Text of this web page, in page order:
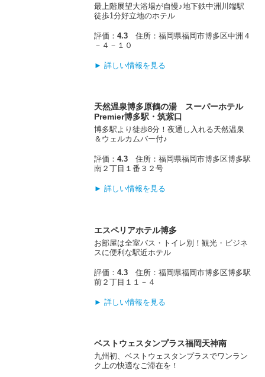
最上階展望大浴場が自慢♪地下鉄中洲川端駅
徒歩1分好立地のホテル
評価：4.3 住所：福岡県福岡市博多区中洲４
－４－１０
► 詳しい情報を見る
天然温泉博多原鶴の湯 スーパーホテル
Premier博多駅・筑紫口
博多駅より徒歩8分！夜通し入れる天然温泉
＆ウェルカムバー付♪
評価：4.3 住所：福岡県福岡市博多区博多駅
南２丁目１番３２号
► 詳しい情報を見る
エスペリアホテル博多
お部屋は全室バス・トイレ別！観光・ビジネ
スに便利な駅近ホテル
評価：4.3 住所：福岡県福岡市博多区博多駅
前２丁目１１－４
► 詳しい情報を見る
ベストウェスタンプラス福岡天神南
九州初、ベストウェスタンプラスでワンラン
ク上の快適なご滞在を！